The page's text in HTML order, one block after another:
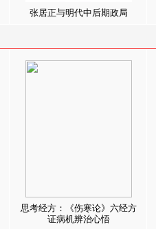
张居正与明代中后期政局
思考经方：《伤寒论》六经方
证病机辨治心悟